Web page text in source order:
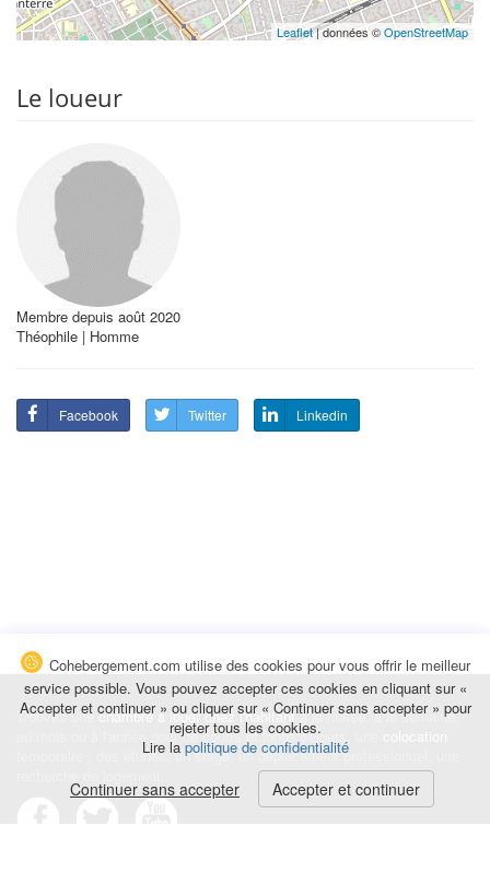
Leaflet| données ©OpenStreetMap
Le loueur
Membre depuis août 2020
Théophile | Homme
Facebook Twitter Linkedin
Trouvez unechambre à louer chez l'habitantà la nuitée, à la semaine,
au mois ou à l'année pour de courts et longs séjours, une
temporaire : des études, un stage, un déplacement professionnel, une
Cohebergement.com utilise des cookies pour vous offrir le meilleur
service possible. Vous pouvez accepter ces cookies en cliquant sur «
Accepter et continuer » ou cliquer sur « Continuer sans accepter » pour
rejeter tous les cookies.
Lire la politique de confidentialité
Continuer sans accepter Accepter et continuer